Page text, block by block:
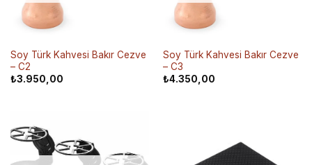
Soy Türk Kahvesi Bakır Cezve
– C2
₺3.950,00
Soy Türk Kahvesi Bakır Cezve
– C3
₺4.350,00